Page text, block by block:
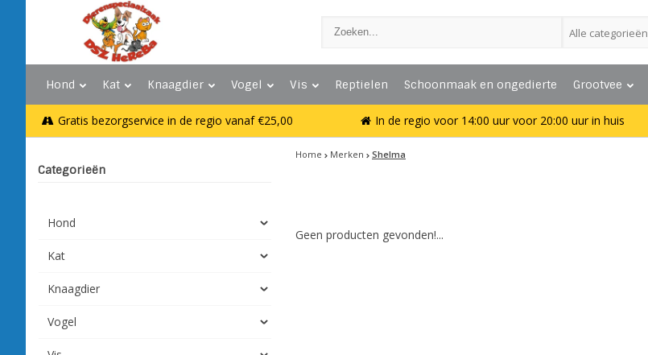
Alle categorieën
Hond Kat Knaagdier Vogel Vis Reptielen Schoonmaak en ongedierte Grootvee
Gratis bezorgservice in de regio vanaf €25,00 In de regio voor 14:00 uur voor 20:00 uur in huis
Categorieën
Hond
Kat
Knaagdier
Vogel
Home Merken Shelma
Geen producten gevonden!...